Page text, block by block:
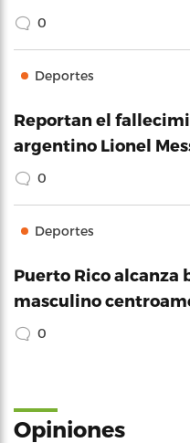
0
Deportes
Reportan el
argentino Lionel
0
Deportes
Puerto Rico alcanza
masculino
0
Opiniones